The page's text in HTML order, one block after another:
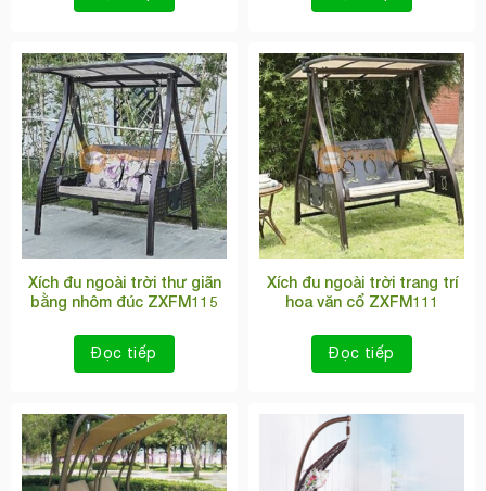
Xích đu ngoài trời thư giãn
bằng nhôm đúc ZXFM115
Đọc tiếp
Xích đu ngoài trời trang trí
hoa văn cổ ZXFM111
Đọc tiếp